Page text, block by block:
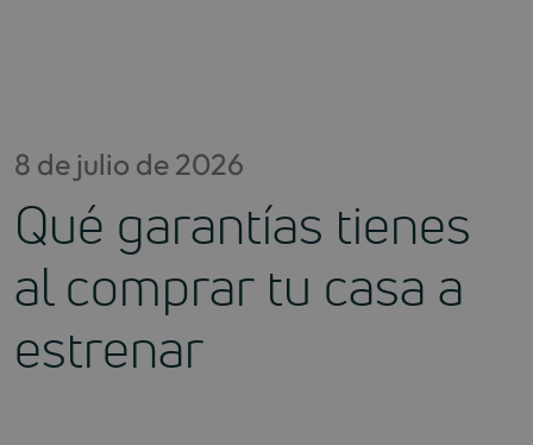
8 de julio de 2026
Qué garantías tienes
al comprar tu casa a
estrenar